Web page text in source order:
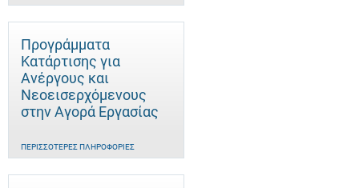
Προγράμματα
Κατάρτισης για
Ανέργους και
Νεοεισερχόμενους
στην Αγορά Εργασίας
ΠΕΡΙΣΣΌΤΕΡΕΣ ΠΛΗΡΟΦΟΡΊΕΣ